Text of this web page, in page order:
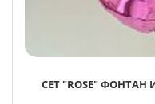
СЕТ "ROSE"